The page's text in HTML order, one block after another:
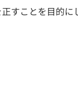
すことを目的に